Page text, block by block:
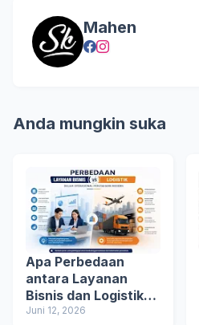
Mahen
Anda mungkin suka
Apa Perbedaan
antara Layanan
Bisnis dan Logistik?
Ini Penjelasannya
Juni 12, 2026